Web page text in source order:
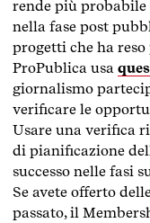
rende più probabile
nella fase post
progetti che ha reso
ProPublica usa
giornalismo
verificare le
Usare una verifica
di pianificazione
successo nelle fasi
Se avete offerto
passato, il